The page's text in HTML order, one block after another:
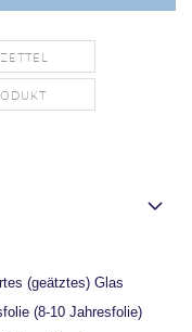
(geätztes) Glas
(8-10 Jahresfolie)